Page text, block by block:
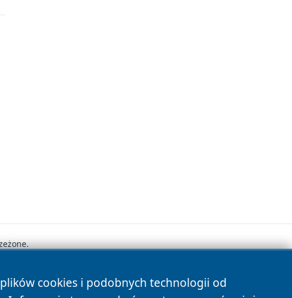
cookies i podobnych technologii od